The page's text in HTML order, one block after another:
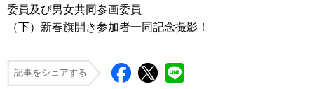
委員及び男女共同参画委員
（下）新春旗開き参加者一同記念撮影！
記事をシェアする